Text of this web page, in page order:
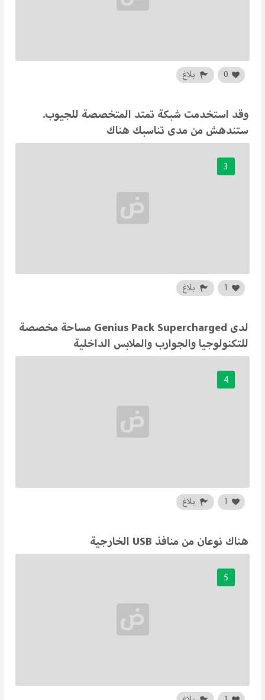
0 بلاغ
وقد استخدمت شبكة تمتد المتخصصة للجيوب.
ستندهش من مدى تناسبك هناك
3
1 بلاغ
لدى Genius Pack Supercharged مساحة مخصصة
للتكنولوجيا والجوارب والملابس الداخلية
4
1 بلاغ
هناك نوعان من منافذ USB الخارجية
5